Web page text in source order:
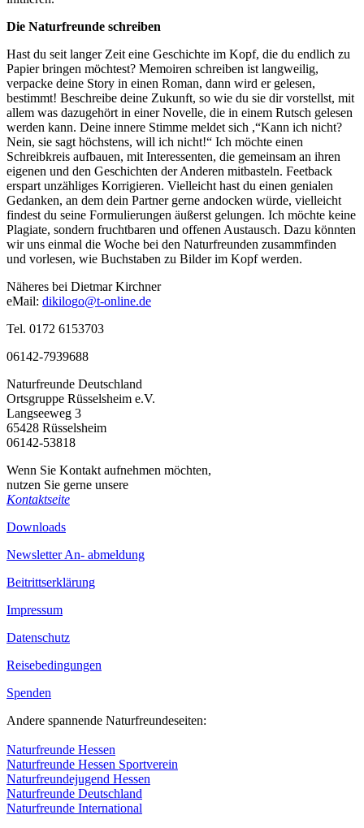
Die Naturfreunde schreiben
Hast du seit langer Zeit eine Geschichte im Kopf, die du endlich zu
Papier bringen möchtest? Memoiren schreiben ist langweilig,
verpacke deine Story in einen Roman, dann wird er gelesen,
bestimmt! Beschreibe deine Zukunft, so wie du sie dir vorstellst, mit
allem was dazugehört in einer Novelle, die in einem Rutsch gelesen
werden kann. Deine innere Stimme meldet sich ,“Kann ich nicht?
Nein, sie sagt höchstens, will ich nicht!“ Ich möchte einen
Schreibkreis aufbauen, mit Interessenten, die gemeinsam an ihren
eigenen und den Geschichten der Anderen mitbasteln. Feetback
erspart unzähliges Korrigieren. Vielleicht hast du einen genialen
Gedanken, an dem dein Partner gerne andocken würde, vielleicht
findest du seine Formulierungen äußerst gelungen. Ich möchte keine
Plagiate, sondern fruchtbaren und offenen Austausch. Dazu könnten
wir uns einmal die Woche bei den Naturfreunden zusammfinden
und vorlesen, wie Buchstaben zu Bilder im Kopf werden.
Näheres bei Dietmar Kirchner
eMail: dikilogo t-online.de
Tel. 0172 6153703
06142-7939688
Naturfreunde Deutschland
Ortsgruppe Rüsselsheim e.V.
Langseeweg 3
65428 Rüsselsheim
06142-53818
Wenn Sie Kontakt aufnehmen möchten,
nutzen Sie gerne unsere
Kontaktseite
Downloads
Newsletter An- abmeldung
Beitrittserklärung
Impressum
Datenschutz
Reisebedingungen
Spenden
Andere spannende Naturfreundeseiten:
Naturfreunde Hessen
Naturfreunde Hessen Sportverein
Naturfreundejugend Hessen
Naturfreunde Deutschland
Naturfreunde International